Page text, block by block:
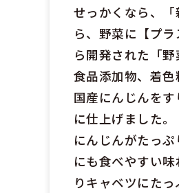
せっかくなら、
ら、野菜に【プ
ら開発された「
食品添加物、着色
国産にんじんを
に仕上げました。
にんじんがたっ
にも食べやすい
りキャベツにた